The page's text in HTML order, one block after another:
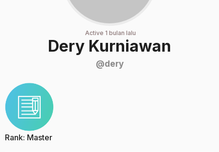
Active 1 bulan lalu
Dery Kurniawan
@dery
Rank: Master